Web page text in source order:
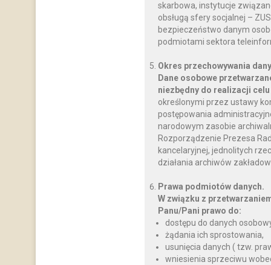
skarbowa, instytucje
obsługą sfery socjalnej –
bezpieczeństwo danym
podmiotami sektora
Okres przechowywania
Dane osobowe
niezbędny do realizacji
określonymi przez ustawy
postępowania
narodowym zasobie
Rozporządzenie Prezesa
kancelaryjnej, jednolitych
działania archiwów
Prawa podmiotów danych.
W związku z
Panu/Pani prawo do:
dostępu do danych
żądania ich sprostowania,
usunięcia danych ( tzw.
wniesienia sprzeciwu